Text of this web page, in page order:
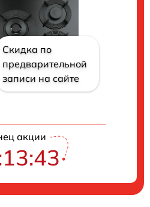
Скидка по
предварительной
записи на сайте
акции